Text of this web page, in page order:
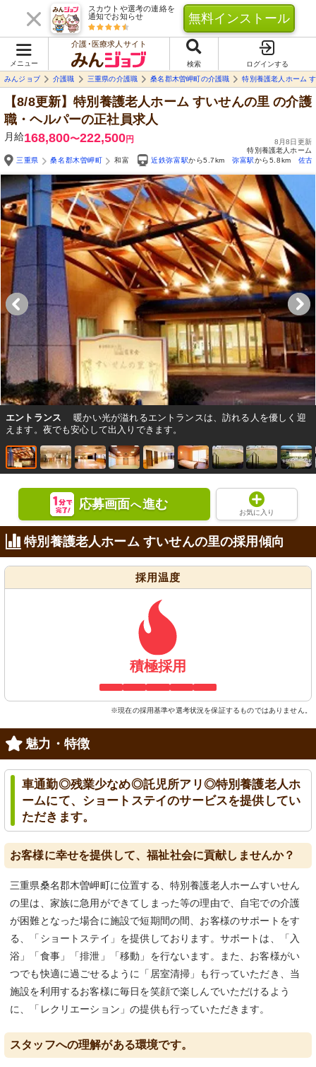
スカウトや選考の連絡を
通知でお知らせ
無料インストール
メニュー
介護･医療求人サイト
検索
ログインする
みんジョブ
介護職 三重県の介護職 桑名郡木曽岬町の介護職 特別養護老人ホーム
【8/8更新】特別養護老人ホーム すいせんの里 の介護
職・ヘルパーの正社員求人
月給168,800〜222,500円
8月8日更新
特別養護老人ホーム
三重県
桑名郡木曽岬町 和富 近鉄弥富駅から5.7km 弥富駅から5.8km 佐古
エントランス
暖かい光が溢れるエントランスは、訪れる人を優しく迎
えます。夜でも安心して出入りできます。
応募画面へ進む
お気に入り
特別養護老人ホーム すいせんの里の採用傾向
採用温度
積極採用
※現在の採用基準や選考状況を保証するものではありません。
魅力・特徴
車通勤◎残業少なめ◎託児所アリ◎特別養護老人ホ
ームにて、ショートステイのサービスを提供してい
ただきます。
お客様に幸せを提供して、福祉社会に貢献しませんか？
三重県桑名郡木曽岬町に位置する、特別養護老人ホームすいせん
の里は、家族に急用ができてしまった等の理由で、自宅での介護
が困難となった場合に施設で短期間の間、お客様のサポートをす
る、「ショートステイ」を提供しております。サポートは、「入
浴」「食事」「排泄」「移動」を行ないます。また、お客様がい
つでも快適に過ごせるように「居室清掃」も行っていただき、当
施設を利用するお客様に毎日を笑顔で楽しんでいただけるよう
に、「レクリエーション」の提供も行っていただきます。
スタッフへの理解がある環境です。